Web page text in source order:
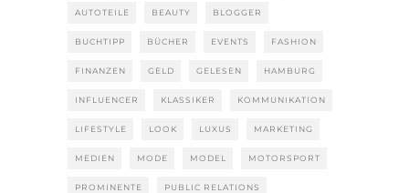
AUTOTEILE BEAUTY BLOGGER
BUCHTIPP BÜCHER EVENTS FASHION
FINANZEN GELD GELESEN HAMBURG
INFLUENCER KLASSIKER KOMMUNIKATION
LIFESTYLE LOOK LUXUS MARKETING
MEDIEN MODE MODEL MOTORSPORT
PROMINENTE PUBLIC RELATIONS